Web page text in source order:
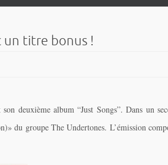
un titre bonus !
deuxième album “Just Songs”. Dans un
du groupe The Undertones. L’émission